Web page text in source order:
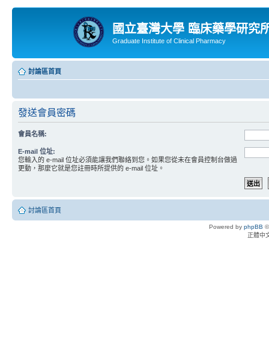
國立臺灣大學 臨床藥學研究
Graduate Institute of Clinical Pharmacy
討論區首頁
發送會員密碼
會員名稱:
E-mail 位址:
您輸入的 e-mail 位址必須能讓我們聯絡到您。如果您從未在會員控制台做過
更動，那麼它就是您註冊時所提供的 e-mail 位址。
討論區首頁
Powered by phpBB
正體中